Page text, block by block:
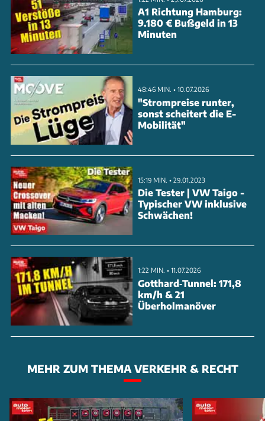
bewertet. Trotz der guten Gesamtwertung stufen
die Tester den Pick-up aufgrund seiner steifen
Karosseriestruktur als aggressiven Unfallgegner ein.
A1 Richtung Hamburg:
9.180 € Bußgeld in 13
Minuten
48:46 MIN. • 10.07.2026
"Strompreise runter,
sonst scheitert die E-
Mobilität"
15:19 MIN. • 29.01.2023
Die Tester | VW Taigo -
Typischer VW inklusive
Schwächen!
1:22 MIN. • 11.07.2026
Gotthard‑Tunnel: 171,8
km/h & 21
Überholmanöver
MEHR ZUM THEMA VERKEHR & RECHT